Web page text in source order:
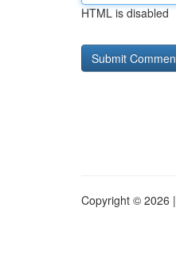
HTML is disabled
Copyright © 2026 |